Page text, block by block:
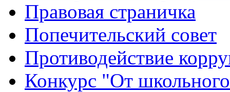
Правовая страничка
Попечительский совет
Противодействие
Конкурс "От